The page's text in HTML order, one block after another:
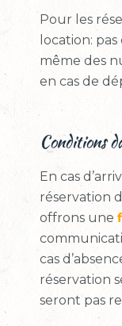
Pour les
location:
même des
en cas de
Conditions
En cas
réservation
offrons une
cas
réservation
seront pas